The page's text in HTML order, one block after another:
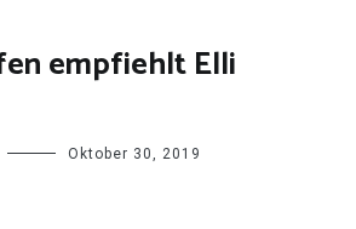
empfiehlt Elli
Oktober 30, 2019